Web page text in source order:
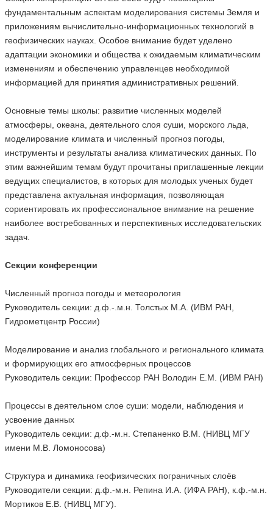
фундаментальным аспектам моделирования системы Земля и
приложениям вычислительно-информационных технологий в
геофизических науках. Особое внимание будет уделено
адаптации экономики и общества к ожидаемым климатическим
изменениям и обеспечению управленцев необходимой
информацией для принятия административных решений.
Основные темы школы: развитие численных моделей
атмосферы, океана, деятельного слоя суши, морского льда,
моделирование климата и численный прогноз погоды,
инструменты и результаты анализа климатических данных. По
этим важнейшим темам будут прочитаны приглашенные лекции
ведущих специалистов, в которых для молодых ученых будет
представлена актуальная информация, позволяющая
сориентировать их профессиональное внимание на решение
наиболее востребованных и перспективных исследовательских
задач.
Секции конференции
Численный прогноз погоды и метеорология
Руководитель секции: д.ф.-.м.н. Толстых М.А. (ИВМ РАН,
Гидрометцентр России)
Моделирование и анализ глобального и регионального климата
и формирующих его атмосферных процессов
Руководитель секции: Профессор РАН Володин Е.М. (ИВМ РАН)
Процессы в деятельном слое суши: модели, наблюдения и
усвоение данных
Руководитель секции: д.ф.-м.н. Степаненко В.М. (НИВЦ МГУ
имени М.В. Ломоносова)
Структура и динамика геофизических пограничных слоёв
Руководители секции: д.ф.-м.н. Репина И.А. (ИФА РАН), к.ф.-м.н.
Мортиков Е.В. (НИВЦ МГУ).